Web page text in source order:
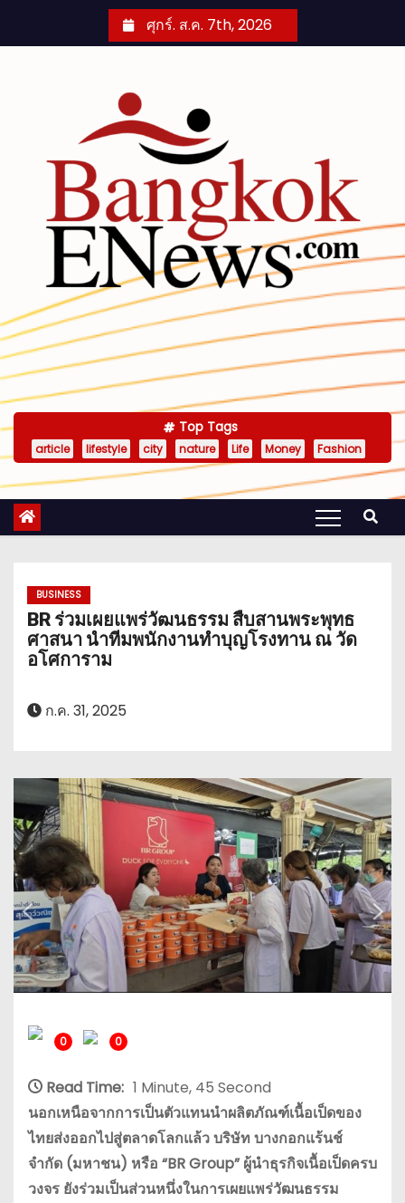
ศุกร์. ส.ค. 7th, 2026
Top Tags
article lifestyle city nature Life Money Fashion
BUSINESS
BR ร่วมเผยแพร่วัฒนธรรม สืบสานพระพุทธ
ศาสนา นำทีมพนักงานทำบุญโรงทาน ณ วัด
อโศการาม
ก.ค. 31, 2025
0 0
Read Time: 1 Minute, 45 Second
นอกเหนือจากการเป็นตัวแทนนำผลิตภัณฑ์เนื้อเป็ดของ
ไทยส่งออกไปสู่ตลาดโลกแล้ว บริษัท บางกอกแร้นช์
จำกัด (มหาชน) หรือ “BR Group” ผู้นำธุรกิจเนื้อเป็ดครบ
วงจร ยังร่วมเป็นส่วนหนึ่งในการเผยแพร่วัฒนธรรม